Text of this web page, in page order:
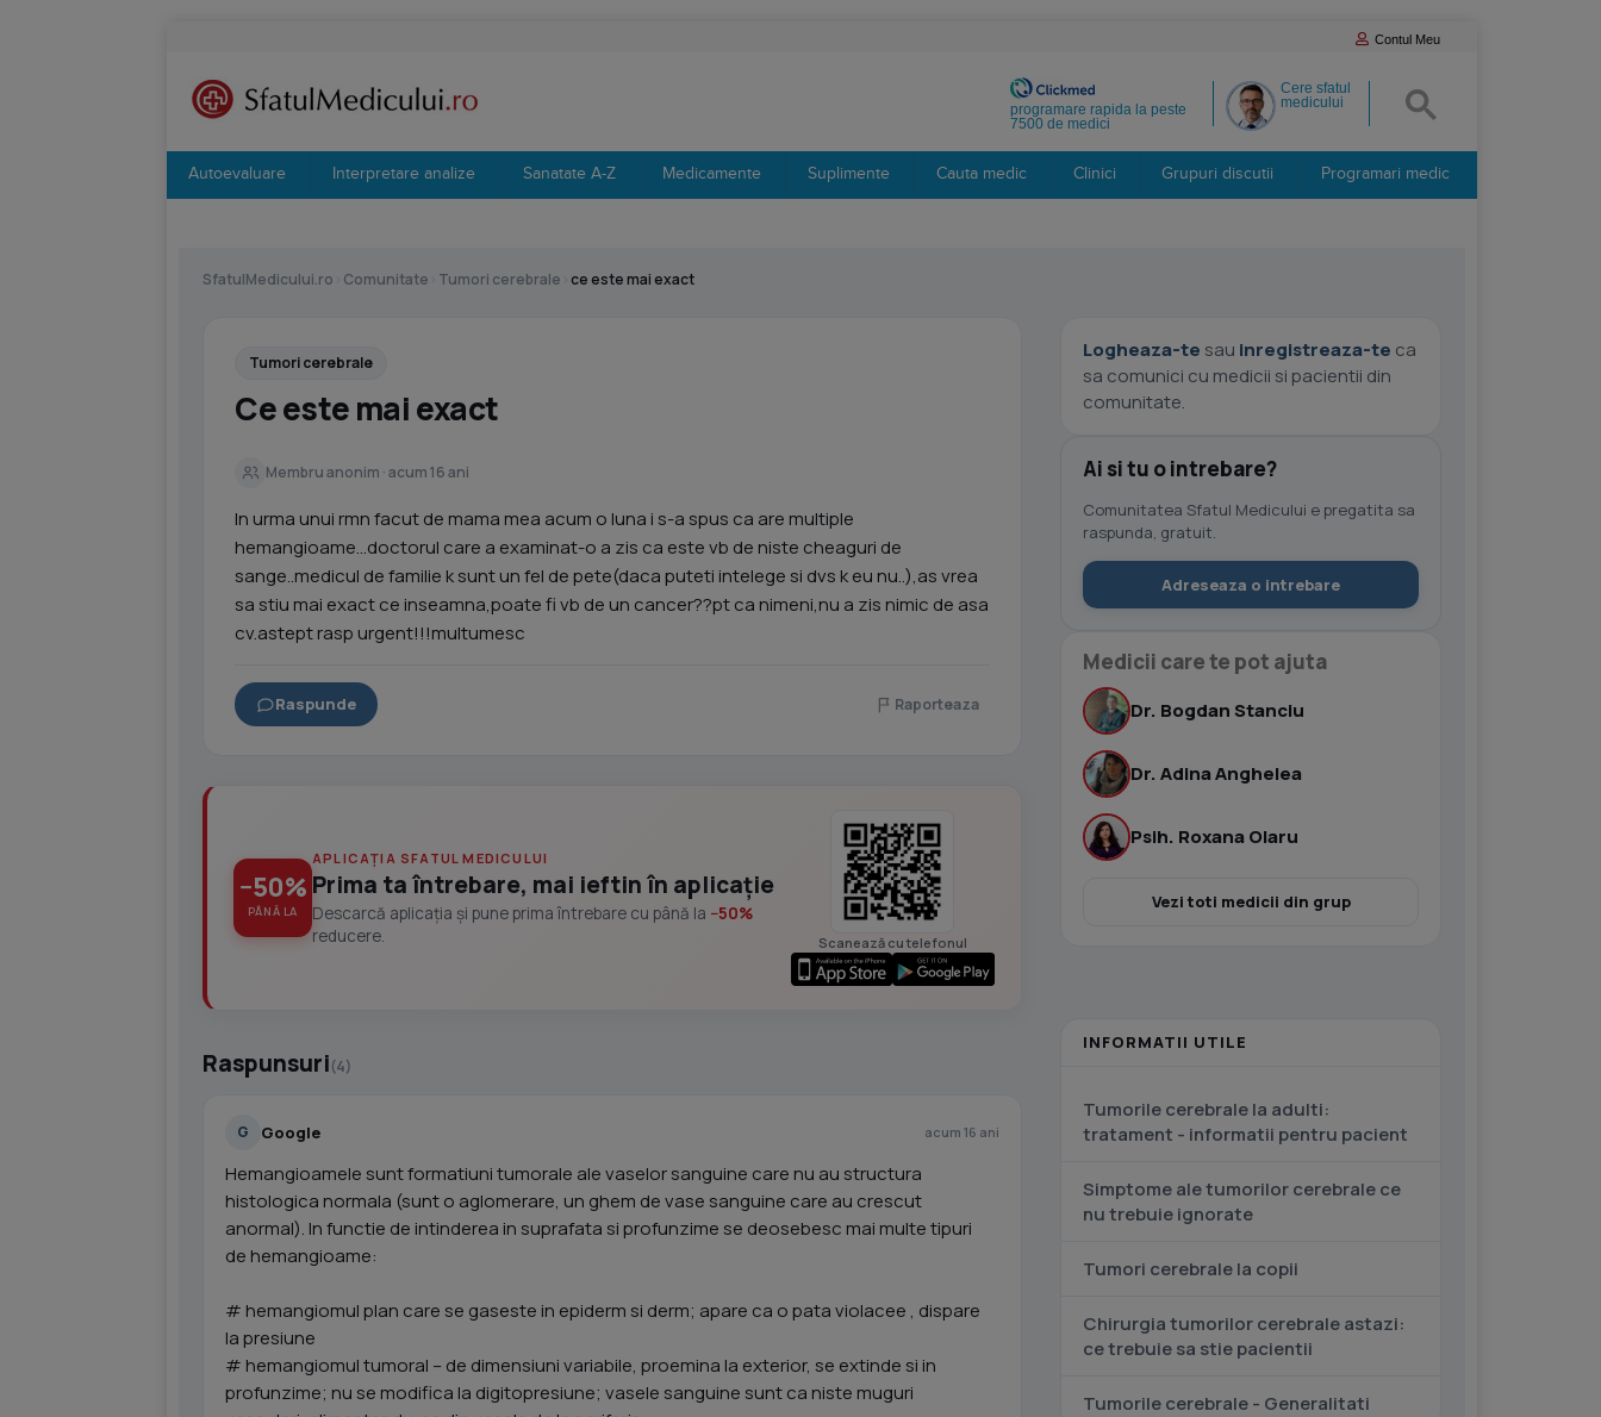
Contul Meu
Cere sfatul
medicului
programare rapida la peste
7500 de medici
Autoevaluare Interpretare analize Sanatate A-Z Medicamente Suplimente Cauta medic Clinici Grupuri discutii Programari medic
SfatulMedicului.ro Comunitate Tumori cerebrale ce este mai exact
Tumori cerebrale
Ce este mai exact
Membru anonim · acum 16 ani
In urma unui rmn facut de mama mea acum o luna i s-a spus ca are multiple
hemangioame...doctorul care a examinat-o a zis ca este vb de niste cheaguri de
sange..medicul de familie k sunt un fel de pete(daca puteti intelege si dvs k eu nu..),as vrea
sa stiu mai exact ce inseamna,poate fi vb de un cancer??pt ca nimeni,nu a zis nimic de asa
cv.astept rasp urgent!!!multumesc
Raspunde Raporteaza
−50%
PÂNĂ LA
APLICAȚIA SFATUL MEDICULUI
Prima ta întrebare, mai ieftin în aplicație
Descarcă aplicația și pune prima întrebare cu până la −50%
reducere.
Scanează cu telefonul
Raspunsuri(4)
G Google acum 16 ani
Hemangioamele sunt formatiuni tumorale ale vaselor sanguine care nu au structura
histologica normala (sunt o aglomerare, un ghem de vase sanguine care au crescut
anormal). In functie de intinderea in suprafata si profunzime se deosebesc mai multe tipuri
de hemangioame:
# hemangiomul plan care se gaseste in epiderm si derm; apare ca o pata violacee , dispare
la presiune
# hemangiomul tumoral – de dimensiuni variabile, proemina la exterior, se extinde si in
profunzime; nu se modifica la digitopresiune; vasele sanguine sunt ca niste muguri
Logheaza-te sau inregistreaza-te ca
sa comunici cu medicii si pacientii din
comunitate.
Ai si tu o intrebare?
Comunitatea Sfatul Medicului e pregatita sa
raspunda, gratuit.
Adreseaza o intrebare
Medicii care te pot ajuta
Dr. Bogdan Stanciu
Dr. Adina Anghelea
Psih. Roxana Olaru
Vezi toti medicii din grup
INFORMATII UTILE
Tumorile cerebrale la adulti:
tratament - informatii pentru pacient
Simptome ale tumorilor cerebrale ce
nu trebuie ignorate
Tumori cerebrale la copii
Chirurgia tumorilor cerebrale astazi:
ce trebuie sa stie pacientii
Tumorile cerebrale - Generalitati